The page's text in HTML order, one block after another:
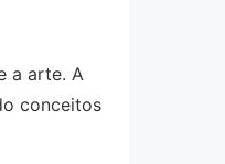
a arte. A
conceitos